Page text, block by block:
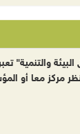
والتنمية"
مركز معا أو